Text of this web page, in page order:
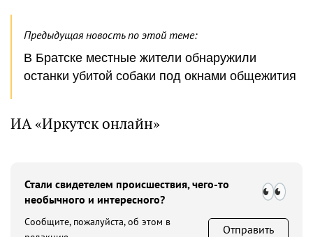
Предыдущая новость по этой теме:
В Братске местные жители обнаружили
останки убитой собаки под окнами общежития
ИА «Иркутск онлайн»
Стали свидетелем происшествия, чего-то
необычного и интересного?
Сообщите, пожалуйста, об этом в
Отправить